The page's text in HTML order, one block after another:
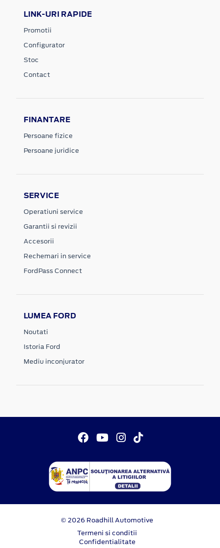
LINK-URI RAPIDE
Promotii
Configurator
Stoc
Contact
FINANTARE
Persoane fizice
Persoane juridice
SERVICE
Operatiuni service
Garantii si revizii
Accesorii
Rechemari in service
FordPass Connect
LUMEA FORD
Noutati
Istoria Ford
Mediu inconjurator
© 2026 Roadhill Automotive
Termeni si conditii
Confidentialitate